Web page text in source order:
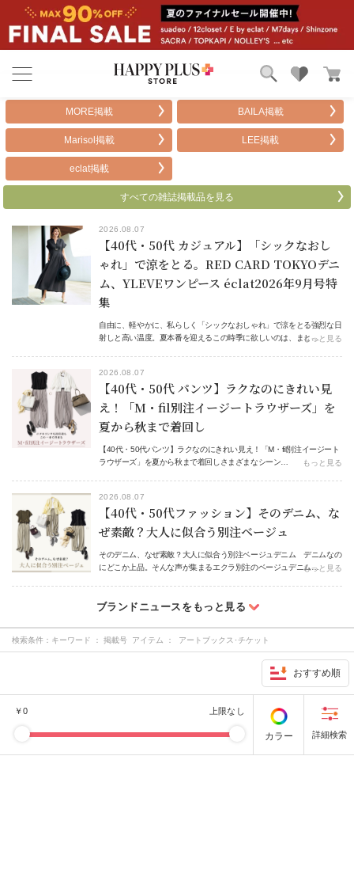
雑誌掲載アイテム
お気に入り
MORE掲載 BAILA掲載
Marisol掲載 LEE掲載
eclat掲載
すべての雑誌掲載品を見る
2026.08.07
【40代・50代 カジュアル】「シックなおし
ゃれ」で涼をとる。RED CARD TOKYOデニ
ム、YLEVEワンピース éclat2026年9月号特
集
自由に、軽やかに、私らしく「シックなおしゃれ」で涼をとる強烈な日
射しと高い温度。夏本番を迎えるこの時季に欲しいのは、まと…もっと見る
2026.08.07
【40代・50代 パンツ】ラクなのにきれい見
え！「M・fil別注イージートラウザーズ」を
夏から秋まで着回し
【40代・50代パンツ】ラクなのにきれい見え！「M・fil別注イージート
ラウザーズ」を夏から秋まで着回しさまざまなシーン…
もっと見る
2026.08.07
【40代・50代ファッション】そのデニム、な
ぜ素敵？大人に似合う別注ベージュ
そのデニム、なぜ素敵？大人に似合う別注ベージュデニム デニムなの
にどこか上品。そんな声が集まるエクラ別注のベージュデニム…もっと見る
検索条件： キーワード ： 掲載号 アイテム ： アートブックス･チケット
おすすめ順
￥0 上限なし
カラー